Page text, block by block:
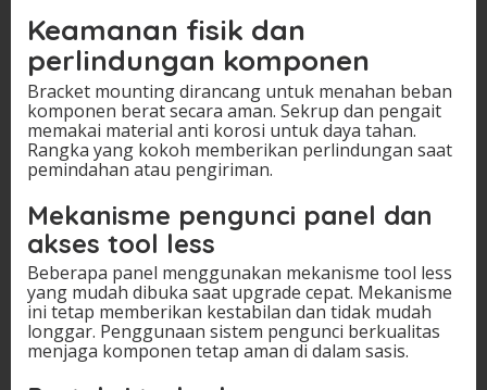
Keamanan fisik dan
perlindungan komponen
Bracket mounting dirancang untuk menahan beban
komponen berat secara aman. Sekrup dan pengait
memakai material anti korosi untuk daya tahan.
Rangka yang kokoh memberikan perlindungan saat
pemindahan atau pengiriman.
Mekanisme pengunci panel dan
akses tool less
Beberapa panel menggunakan mekanisme tool less
yang mudah dibuka saat upgrade cepat. Mekanisme
ini tetap memberikan kestabilan dan tidak mudah
longgar. Penggunaan sistem pengunci berkualitas
menjaga komponen tetap aman di dalam sasis.